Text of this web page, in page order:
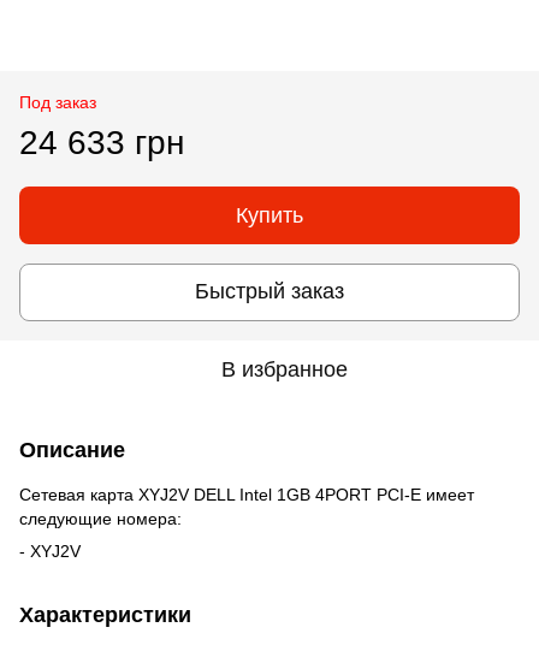
Под заказ
24 633 грн
Купить
Быстрый заказ
В избранное
Описание
Сетевая карта XYJ2V DELL Intel 1GB 4PORT PCI-E имеет
следующие номера:
- XYJ2V
Характеристики